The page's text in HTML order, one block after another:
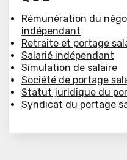
Rémunération du
indépendant
Retraite et portage
Salarié indépendant
Simulation de salaire
Société de portage
Statut juridique du
Syndicat du portage